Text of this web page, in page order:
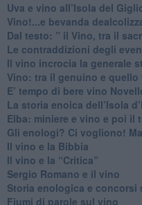
Uva e vino all’Isola del
​Vino!...e bevanda
​Dal testo: ” il Vino, tra il
Le contraddizioni degli
​Il vino incrocia la generale
Vino: tra il genuino e quello
E’ tempo di bere vino
La storia enoica dell’Isola
Elba: miniere e vino e poi il
​Gli enologi? Ci vogliono!
​Il vino e la Bibbia
​Il vino e la “Critica”
Sergio Romano e il vino
​Storia enologica e concorsi
Fiumi di parole sul vino